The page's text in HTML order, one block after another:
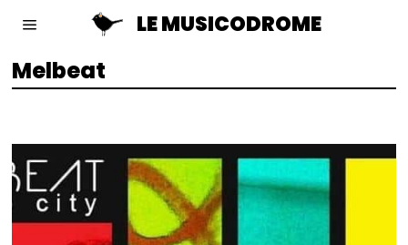
LE MUSICODROME
Melbeat